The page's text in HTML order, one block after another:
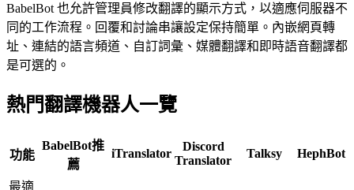
BabelBot 也允許管理員修改翻譯的顯示方式，以適應伺服器不
同的工作流程。回覆和討論串讓設定保持簡單。內嵌網頁轉
址、連結的語言頻道、自訂詞彙、媒體翻譯和即時語音翻譯都
是可選的。
熱門翻譯機器人一覽
功能
BabelBot推
薦
iTranslator
Discord
Translator
Talksy HephBot
最適